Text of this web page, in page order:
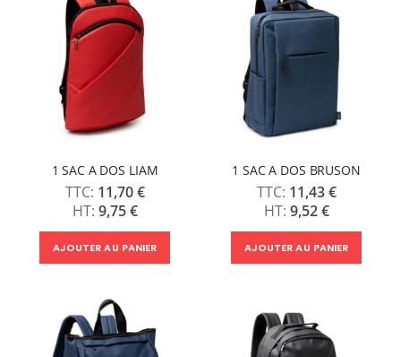
1 SAC A DOS LIAM
11,70 €
9,75 €
AJOUTER AU PANIER
1 SAC A DOS BRUSON
11,43 €
9,52 €
AJOUTER AU PANIER